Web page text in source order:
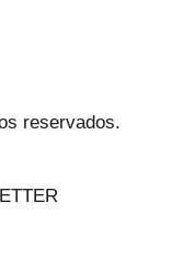
reservados.